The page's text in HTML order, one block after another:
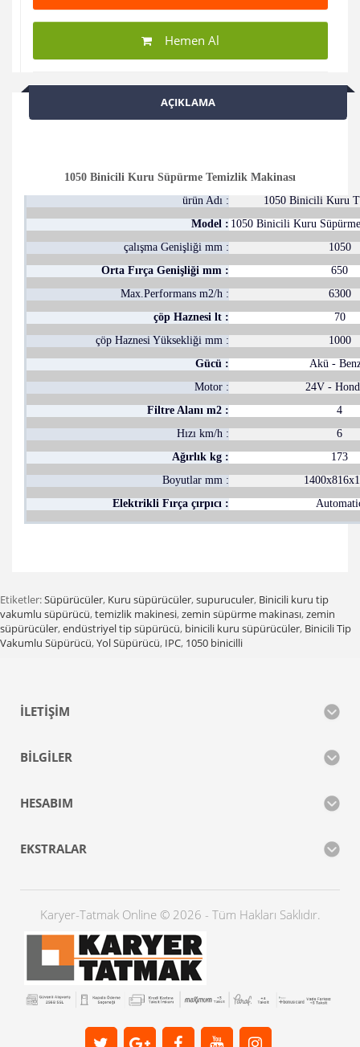
Hemen Al
AÇIKLAMA
1050 Binicili Kuru Süpürme Temizlik Makinası
ürün Adı :
1050 Binicili Kuru
Model : 1050 Binicili Kuru
çalışma Genişliği mm :
1050
Orta Fırça Genişliği mm :
650
Max.Performans m2/h :
6300
çöp Haznesi lt :
70
çöp Haznesi Yüksekliği mm :
1000
Gücü :
Akü -
Motor :
24V -
Filtre Alanı m2 :
4
Hızı km/h :
6
Ağırlık kg :
173
Boyutlar mm :
Elektrikli Fırça çırpıcı :
Etiketler:Süpürücüler, Kuru süpürücüler,supuruculer, Binicili kuru tip
vakumlu süpürücü,temizlik makinesi,zemin süpürme makinası,zemin
süpürücüler,endüstriyel tip süpürücü, binicili kuru süpürücüler, Binicili Tip
Vakumlu Süpürücü,Yol Süpürücü, IPC, 1050 binicilli
İLETIŞIM
BILGILER
HESABIM
EKSTRALAR
Karyer-Tatmak Online © 2026 - Tüm Hakları Saklıdır.